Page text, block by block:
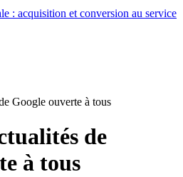
: acquisition et conversion au service
Google ouverte à tous
de
à tous